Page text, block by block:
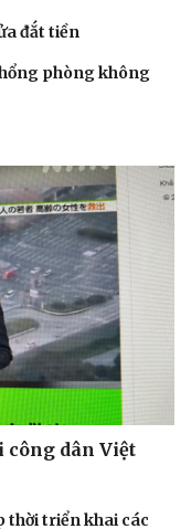
đổi số
đắt tiền
phòng không
công dân Việt
thời triển khai các